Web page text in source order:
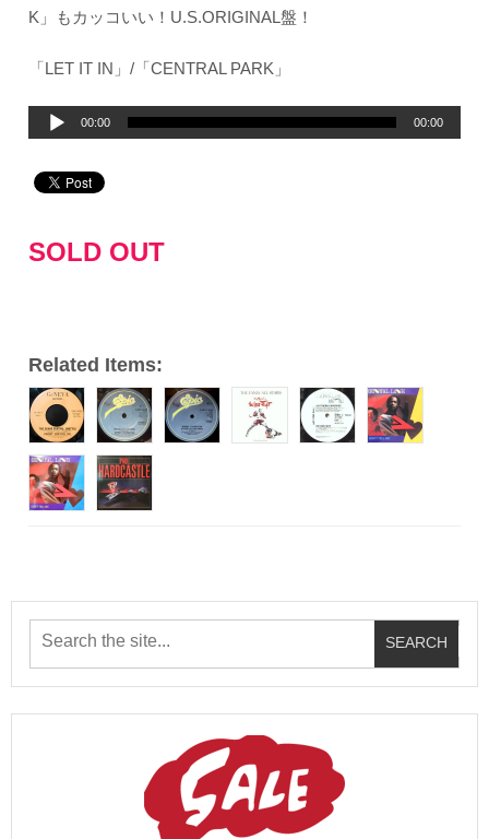
K」もカッコいい！U.S.ORIGINAL盤！
「LET IT IN」/「CENTRAL PARK」
プ
ヤ
00:00 00:00
SOLD OUT
Related Items: